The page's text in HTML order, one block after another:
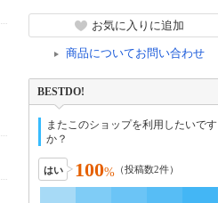
お気に入りに追加
商品についてお問い合わせ
BESTDO!
またこのショップを利用したいです
か？
はい 100% （投稿数2件）